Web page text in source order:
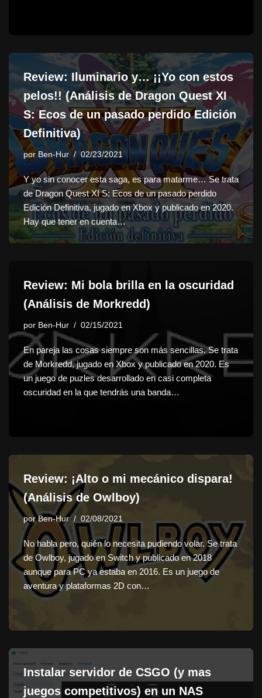
Review: Iluminario y… ¡¡Yo con estos
pelos!! (Análisis de Dragon Quest XI
S: Ecos de un pasado perdido Edición
Definitiva)
porBen-Hur 02/23/2021
Y yo sin conocer esta saga, es para matarme… Se trata
de Dragon Quest XI S: Ecos de un pasado perdido
Edición Definitiva, jugado en Xbox y publicado en 2020.
Hay que tener en cuenta…
Review: Mi bola brilla en la oscuridad
(Análisis de Morkredd)
por Ben-Hur 02/15/2021
En pareja las cosas siempre son más sencillas. Se trata
de Morkredd, jugado en Xbox y publicado en 2020. Es
un juego de puzles desarrollado en casi completa
oscuridad en la que tendrás una banda…
Review: ¡Alto o mi mecánico dispara!
(Análisis de Owlboy)
porBen-Hur 02/08/2021
No habla pero, quién lo necesita pudiendo volar. Se trata
de Owlboy, jugado en Switch y publicado en 2018
aunque para PC ya estaba en 2016. Es un juego de
aventura y plataformas 2D con…
Instalar servidor de CSGO (y mas
juegos competitivos) en un NAS